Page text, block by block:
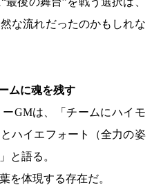
な流れだったのかもしれな
ムに魂を残す
GMは、「チームにハイモ
ハイエフォート（全力の姿
と語る。
を体現する存在だ。